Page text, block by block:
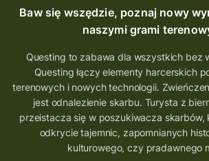
Baw się wszędzie, poznaj nowy
naszymi grami
Questing to zabawa dla wszystkich bez
Questing łączy elementy harcerskich
terenowych i nowych technologii.
jest odnalezienie skarbu. Turysta z
przeistacza się w poszukiwacza skarbów,
odkrycie tajemnic, zapomnianych
kulturowego, czy pradawnego